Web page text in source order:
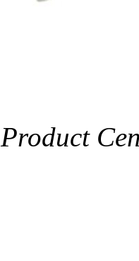
Product